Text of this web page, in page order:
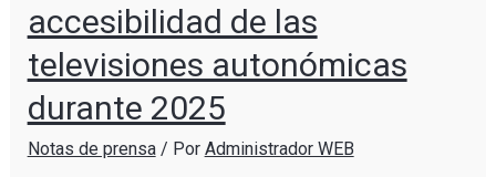
accesibilidad de las
televisiones autonómicas
durante 2025
Notas de prensa/ Por Administrador WEB